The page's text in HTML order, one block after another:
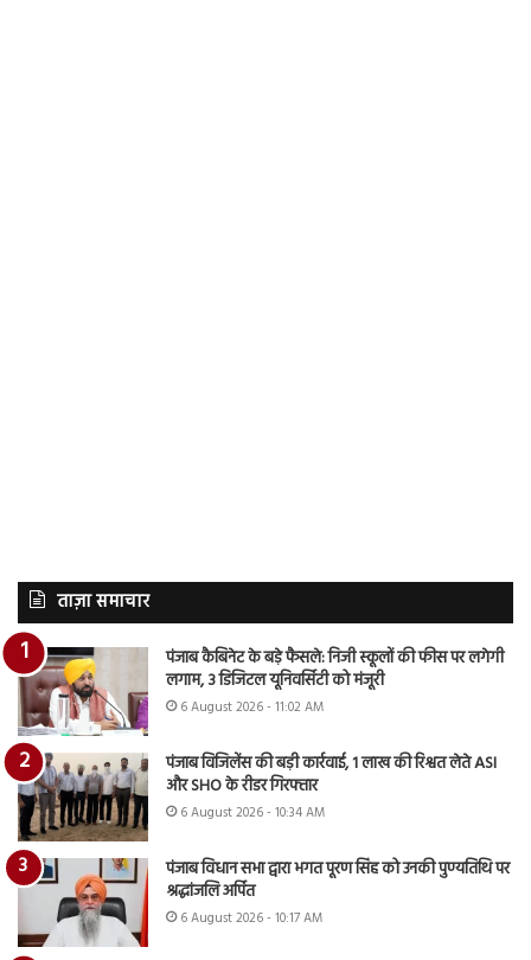
ताज़ा समाचार
पंजाब कैबिनेट के बड़े फैसले: निजी स्कूलों की फीस पर लगेगी
लगाम, 3 डिजिटल यूनिवर्सिटी को मंजूरी
6 August 2026 - 11:02 AM
पंजाब विजिलेंस की बड़ी कार्रवाई, 1 लाख की रिश्वत लेते ASI
और SHO के रीडर गिरफ्तार
6 August 2026 - 10:34 AM
पंजाब विधान सभा द्वारा भगत पूरण सिंह को उनकी पुण्यतिथि पर
श्रद्धांजलि अर्पित
6 August 2026 - 10:17 AM